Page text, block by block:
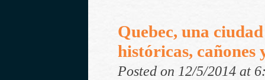
Quebec, una
históricas, cañones
Posted on 12/5/2014 at